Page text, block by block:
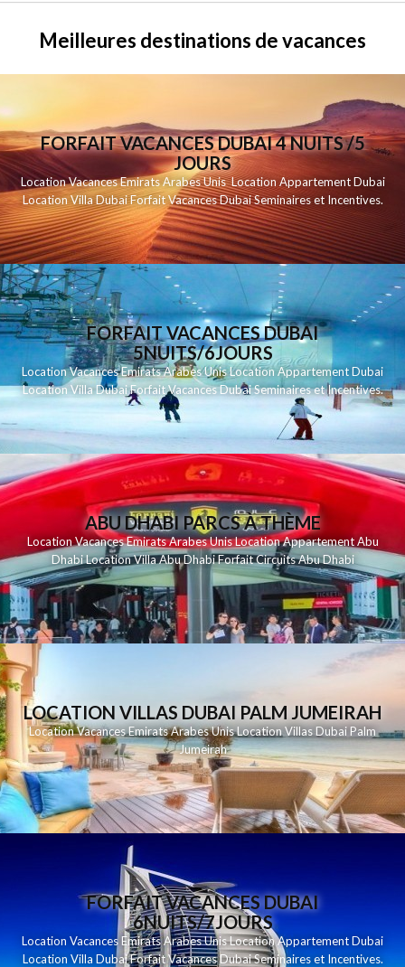
Meilleures destinations de vacances
FORFAIT VACANCES DUBAI 4 NUITS /5
JOURS
Location Vacances Emirats Arabes Unis Location Appartement Dubai
Location Villa Dubai Forfait Vacances Dubai Seminaires et Incentives.
FORFAIT VACANCES DUBAI
5NUITS/6JOURS
Location Vacances Emirats Arabes Unis Location Appartement Dubai
Location Villa Dubai Forfait Vacances Dubai Seminaires et Incentives.
ABU DHABI PARCS À THÈME
Location Vacances Emirats Arabes Unis Location Appartement Abu
Dhabi Location Villa Abu Dhabi Forfait Circuits Abu Dhabi
LOCATION VILLAS DUBAI PALM JUMEIRAH
Location Vacances Emirats Arabes Unis Location Villas Dubai Palm
Jumeirah
FORFAIT VACANCES DUBAI
6NUITS/7JOURS
Location Vacances Emirats Arabes Unis Location Appartement Dubai
Location Villa Dubai Forfait Vacances Dubai Seminaires et Incentives.